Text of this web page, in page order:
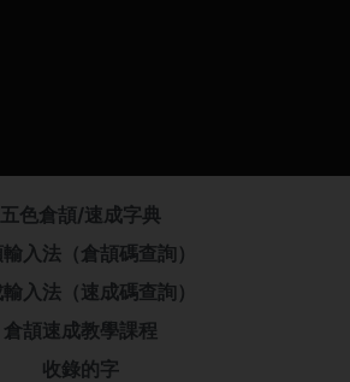
五色倉頡/速成字典
入法（倉頡碼查詢）
入法（速成碼查詢）
倉頡速成教學課程
收錄的字